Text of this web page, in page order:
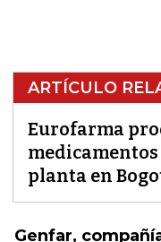
ARTÍCULO
Eurofarma
planta en
Genfar,